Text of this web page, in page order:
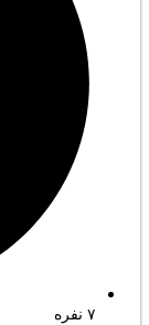
۷ نفره